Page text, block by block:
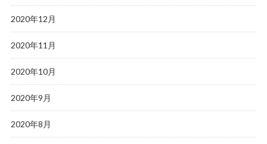
2020年12月
2020年11月
2020年10月
2020年9月
2020年8月